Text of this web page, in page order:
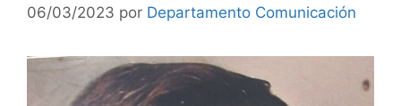
06/03/2023 por Departamento Comunicación